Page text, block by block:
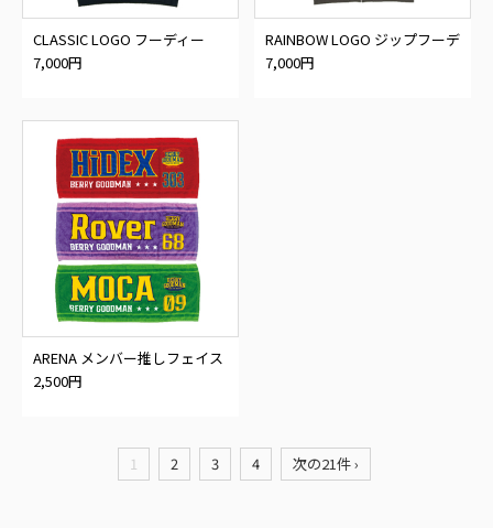
CLASSIC LOGO フーディー
7,000円
RAINBOW LOGO ジップフーデ
ィー
7,000円
ARENA メンバー推しフェイス
タオル
2,500円
1 2 3 4 次の21件 ›